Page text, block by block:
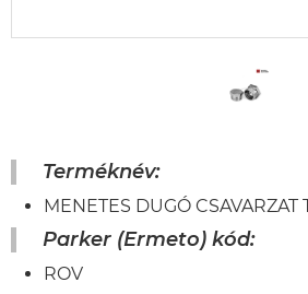
Terméknév:
MENETES DUGÓ CSAVARZAT
Parker (Ermeto) kód:
ROV